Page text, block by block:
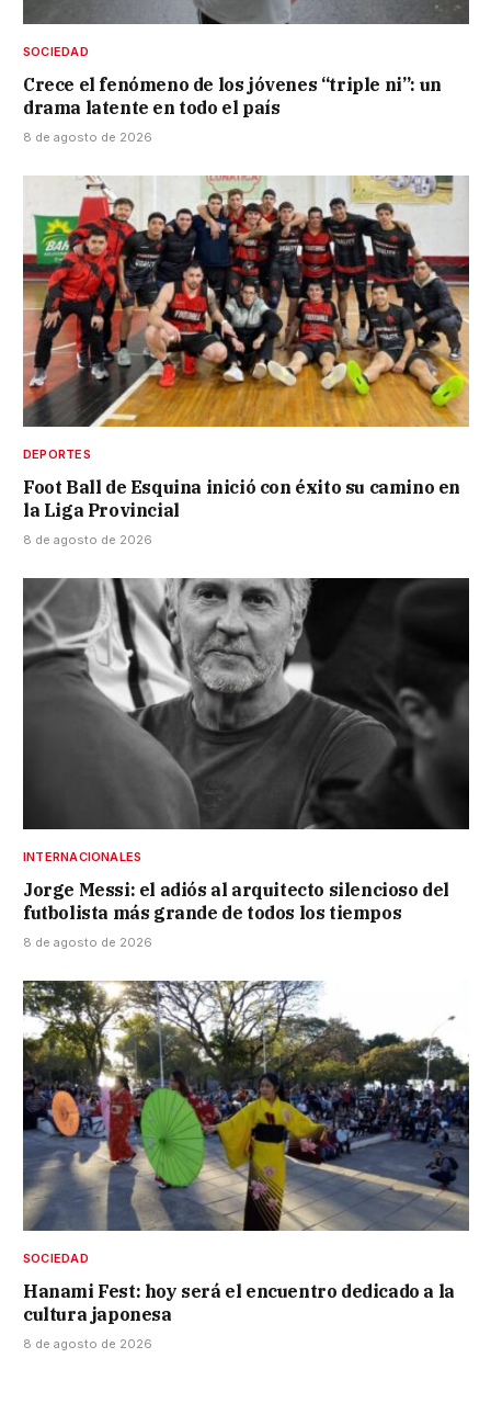
SOCIEDAD
Crece el fenómeno de los jóvenes “triple ni”: un
drama latente en todo el país
8 de agosto de 2026
DEPORTES
Foot Ball de Esquina inició con éxito su camino en
la Liga Provincial
8 de agosto de 2026
INTERNACIONALES
Jorge Messi: el adiós al arquitecto silencioso del
futbolista más grande de todos los tiempos
8 de agosto de 2026
SOCIEDAD
Hanami Fest: hoy será el encuentro dedicado a la
cultura japonesa
8 de agosto de 2026